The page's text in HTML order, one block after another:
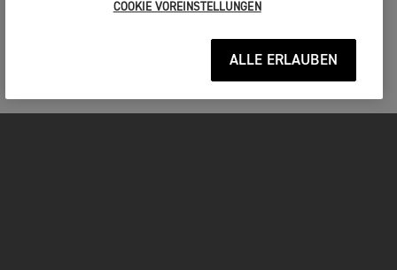
COOKIE VOREINSTELLUNGEN
ALLE ERLAUBEN